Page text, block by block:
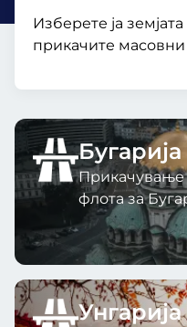
Изберете ја земјата
прикачите
Бугарија
Прикачување
флота за
Унгарија